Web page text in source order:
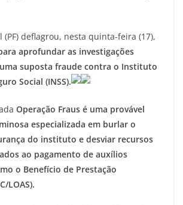
(PF) deflagrou, nesta quinta-feira (17),
aprofundar as investigações
suposta fraude contra o Instituto
Social (INSS).
Operação Fraus é uma provável
especializada em burlar o
do instituto e desviar recursos
ao pagamento de auxílios
o Benefício de Prestação
LOAS).